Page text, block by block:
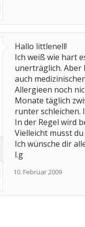
Hallo littlenell!
Ich weiß wie hart
unerträglich. Aber
auch
Allergieen noch
Monate täglich
runter schleichen.
In der Regel wird
Vielleicht musst
Ich wünsche dir
l.g
10. Februar 2009